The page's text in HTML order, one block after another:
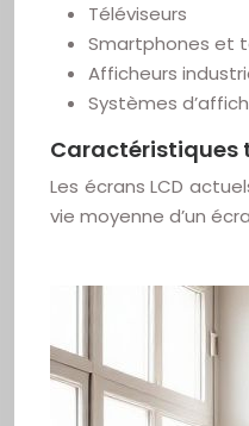
Téléviseurs
Smartphones et
Afficheurs
Systèmes
Caractéristiques
Les écrans LCD
vie moyenne d’un